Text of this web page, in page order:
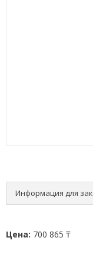
Информация для
Цена: 700 865 ₸